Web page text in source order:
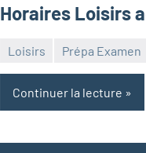
Horaires Loisirs
Loisirs Prépa Examen
Continuer la lecture